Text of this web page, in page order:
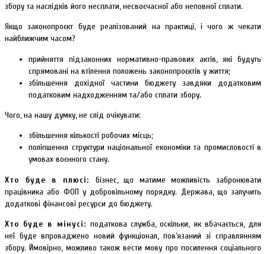
збору та наслідків його несплати, несвоєчасної або неповної сплати.
Якщо законопроєкт буде реалізований на практиці, і чого ж чекати
найближчим часом?
прийняття підзаконних нормативно-правових актів, які будуть
спрямовані на втілення положень законопроєктів у життя;
збільшення дохідної частини бюджету завдяки додатковим
податковим надходженням та/або сплати збору.
Чого, на нашу думку, не слід очікувати:
збільшення кількості робочих місць;
поліпшення структури національної економіки та промисловості в
умовах воєнного стану.
Хто буде в плюсі: бізнес, що матиме можливість забронювати
працівника або ФОП у добровільному порядку. Держава, що залучить
додаткові фінансові ресурси до бюджету.
Хто буде в мінусі: податкова служба, оскільки, як вбачається, для
неї буде впроваджено новий функціонал, пов’язаний зі справлянням
збору. Ймовірно, можливо також вести мову про посилення соціального